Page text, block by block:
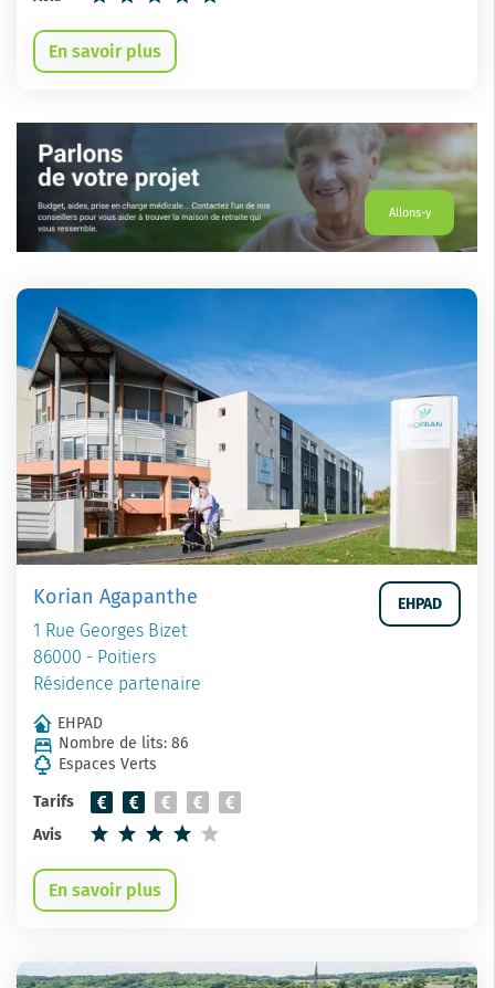
En savoir plus
Allons-y
Korian Agapanthe
1 Rue Georges Bizet
86000 - Poitiers
Résidence partenaire
EHPAD
EHPAD
Nombre de lits: 86
Espaces Verts
Tarifs
Avis
En savoir plus